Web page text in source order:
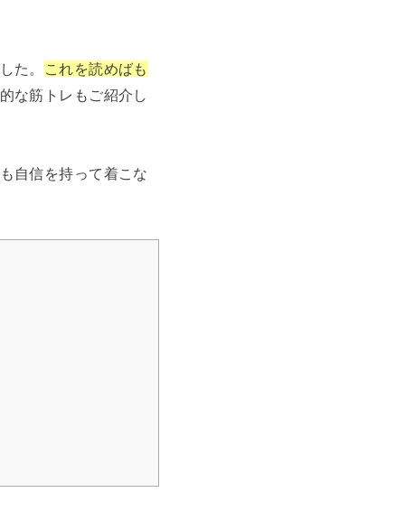
た。
これを読めばも
な筋トレもご紹介し
自信を持って着こな